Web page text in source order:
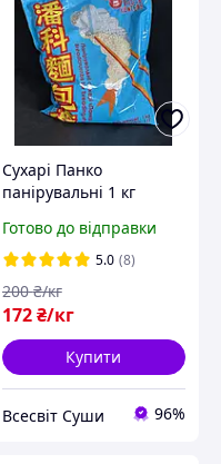
Сухарі Панко
панірувальні 1 кг
Готово до відправки
5.0 (8)
172₴/кг
200 ₴/кг
Купити
Всесвіт Суши 96%